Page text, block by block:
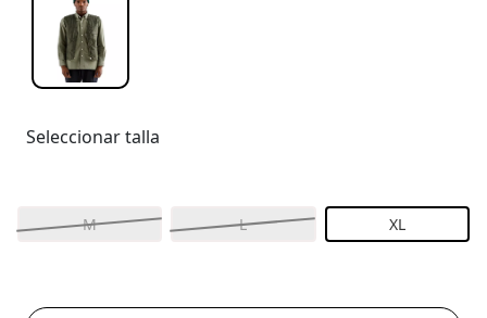
Seleccionar talla
M L XL